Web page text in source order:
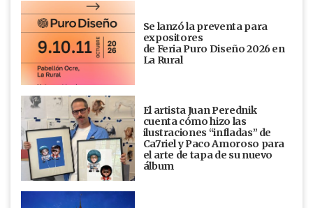
Se lanzó la preventa para
expositores
de Feria Puro Diseño 2026 en
La Rural
El artista Juan Perednik
cuenta cómo hizo las
ilustraciones “infladas” de
Ca7riel y Paco Amoroso para
el arte de tapa de su nuevo
álbum